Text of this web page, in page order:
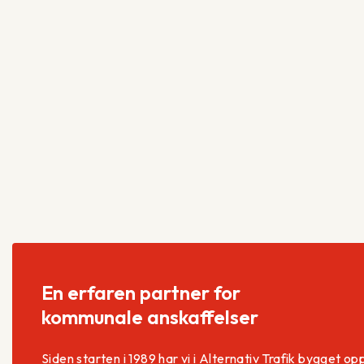
En erfaren partner for
kommunale anskaffelser
Siden starten i 1989 har vi i Alternativ Trafik bygget